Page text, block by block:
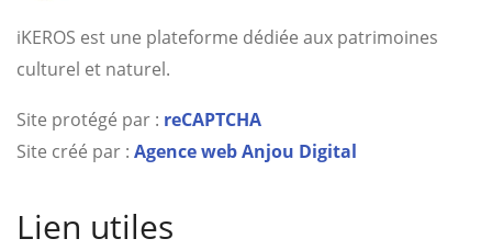
iKEROS est une plateforme dédiée aux patrimoines
culturel et naturel.
Site protégé par : reCAPTCHA
Site créé par : Agence web Anjou Digital
Lien utiles